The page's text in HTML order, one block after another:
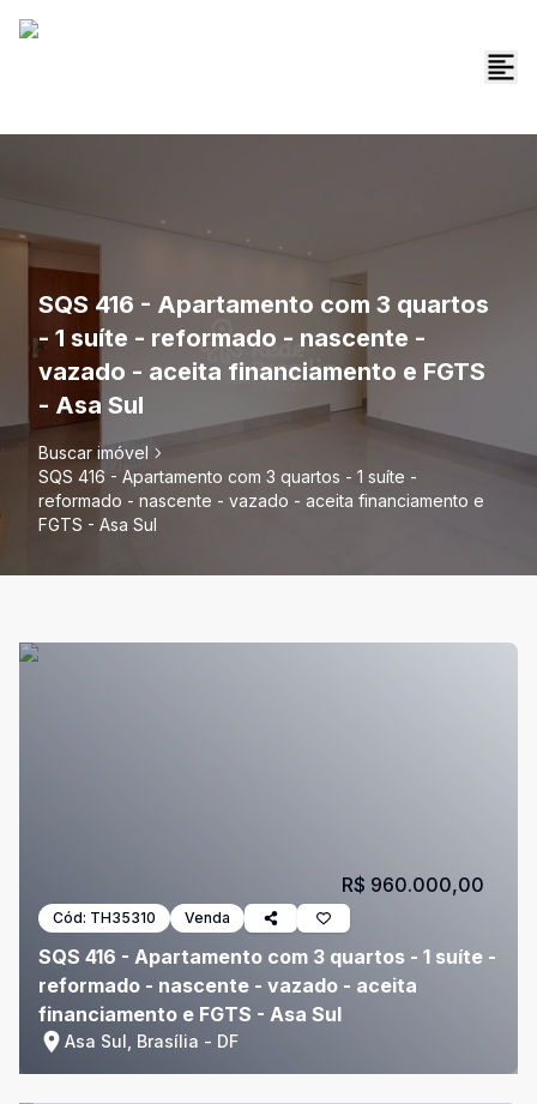
SQS 416 - Apartamento com 3 quartos
- 1 suíte - reformado - nascente -
vazado - aceita financiamento e FGTS
- Asa Sul
Buscar imóvel
SQS 416 - Apartamento com 3 quartos - 1 suíte -
reformado - nascente - vazado - aceita financiamento e
FGTS - Asa Sul
Cód: TH35310 Venda
SQS 416 - Apartamento com 3 quartos - 1 suíte -
reformado - nascente - vazado - aceita
financiamento e FGTS - Asa Sul
Asa Sul, Brasília - DF
R$ 960.000,00